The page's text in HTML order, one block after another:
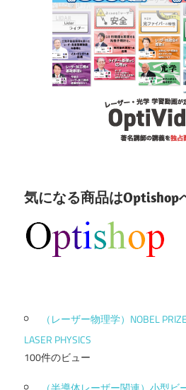
気になる商品はOptishop
（レーザー物理学）NOBEL
LASER PHYSICS
100件のビュー